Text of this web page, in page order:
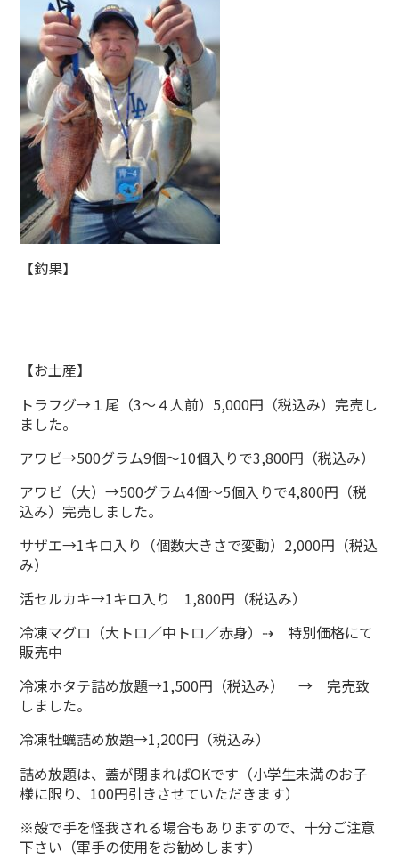
【釣果】
【お土産】
トラフグ→１尾（3～４人前）5,000円（税込み）完売し
ました。
アワビ→500グラム9個～10個入りで3,800円（税込み）
アワビ（大）→500グラム4個～5個入りで4,800円（税
込み）完売しました。
サザエ→1キロ入り（個数大きさで変動）2,000円（税込
み）
活セルカキ→1キロ入り 1,800円（税込み）
冷凍マグロ（大トロ／中トロ／赤身）⇢ 特別価格にて
販売中
冷凍ホタテ詰め放題→1,500円（税込み） → 完売致
しました。
冷凍牡蠣詰め放題→1,200円（税込み）
詰め放題は、蓋が閉まればOKです（小学生未満のお子
様に限り、100円引きさせていただきます）
※殻で手を怪我される場合もありますので、十分ご注意
下さい（軍手の使用をお勧めします）